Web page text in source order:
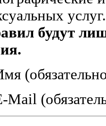
услуг.
будут
Mail